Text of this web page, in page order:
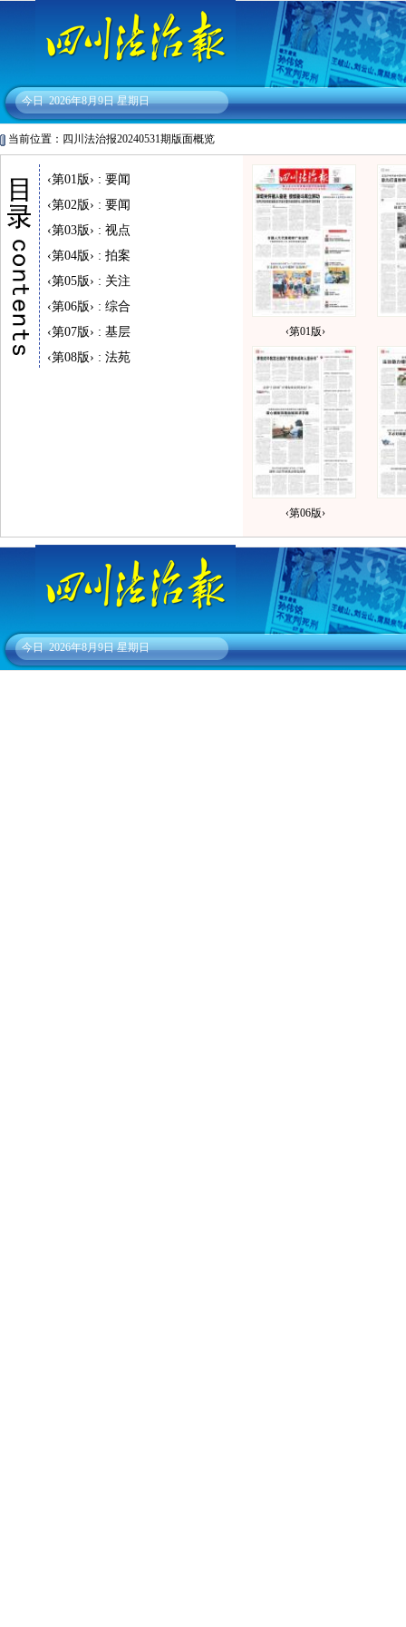
今日 2026年8月9日 星期日
当前位置：四川法治报20240531期版面概览
‹第01版› : 要闻
‹第02版› : 要闻
‹第03版› : 视点
‹第04版› : 拍案
‹第05版› : 关注
‹第06版› : 综合
‹第07版› : 基层
‹第08版› : 法苑
‹第01版›
‹第06版›
今日 2026年8月9日 星期日